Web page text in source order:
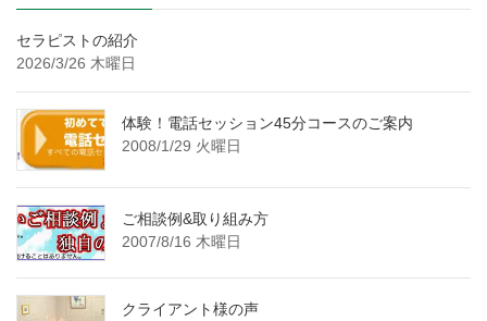
セラピストの紹介
2026/3/26 木曜日
体験！電話セッション45分コースのご案内
2008/1/29 火曜日
ご相談例&取り組み方
2007/8/16 木曜日
クライアント様の声